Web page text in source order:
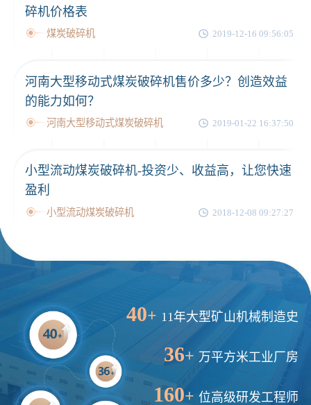
碎机价格表
煤炭破碎机 2019-12-16 09:56:05
河南大型移动式煤炭破碎机售价多少？创造效益
的能力如何？
河南大型移动式煤炭破碎机 2019-01-22 16:37:50
小型流动煤炭破碎机-投资少、收益高，让您快速
盈利
小型流动煤炭破碎机 2018-12-08 09:27:27
40+ 11年大型矿山机械制造史
36+ 万平方米工业厂房
160+ 位高级研发工程师